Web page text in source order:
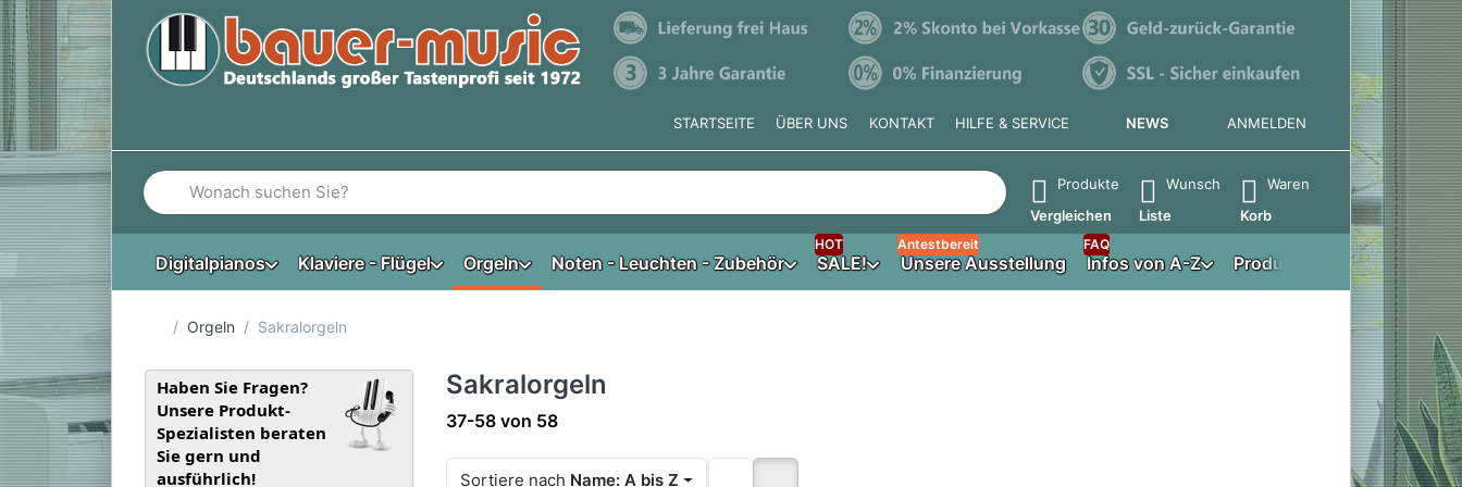
STARTSEITE ÜBER UNS KONTAKT HILFE & SERVICE NEWS ANMELDEN
Geben Sie einen Suchbegriff ein. Während Sie tippen, erscheinen automatisch erste Ergebnisse. Drücken Sie die Eingabetaste, um alle Ergebnisse aufzurufen.
Produkte
Vergleichen
Wunsch
Liste
Waren
Korb
Digitalpianos Klaviere - Flügel Orgeln Noten - Leuchten - Zubehör SALE!
HOT
Unsere Ausstellung
Antestbereit
Infos von A-Z
FAQ
Produktberater
Startseite
Orgeln Sakralorgeln
Haben Sie Fragen?
Unsere Produkt-
Spezialisten beraten
Sie gern und
ausführlich!
Sakralorgeln
Suchergebnisse:
37-58 von 58
Sortiere nach Name: A bis Z